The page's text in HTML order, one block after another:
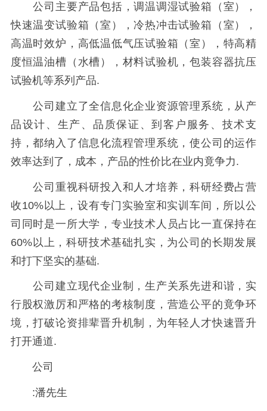
公司主要产品包括，调温调湿试验箱（室），
快速温变试验箱（室），冷热冲击试验箱（室），
高温时效炉，高低温低气压试验箱（室），特高精
度恒温油槽（水槽），材料试验机，包装容器抗压
试验机等系列产品.
公司建立了全信息化企业资源管理系统，从产
品设计、生产、品质保证、到客户服务、技术支
持，都纳入了信息化流程管理系统，使公司的运作
效率达到了，成本，产品的性价比在业内竟争力.
公司重视科研投入和人才培养，科研经费占营
收10%以上，设有专门实验室和实训车间，所以公
司同时是一所大学，专业技术人员占比一直保持在
60%以上，科研技术基础扎实，为公司的长期发展
和打下坚实的基础.
公司建立现代企业制，生产关系先进和谐，实
行股权激厉和严格的考核制度，营造公平的竟争环
境，打破论资排辈晋升机制，为年轻人才快速晋升
打开通道.
公司
:潘先生